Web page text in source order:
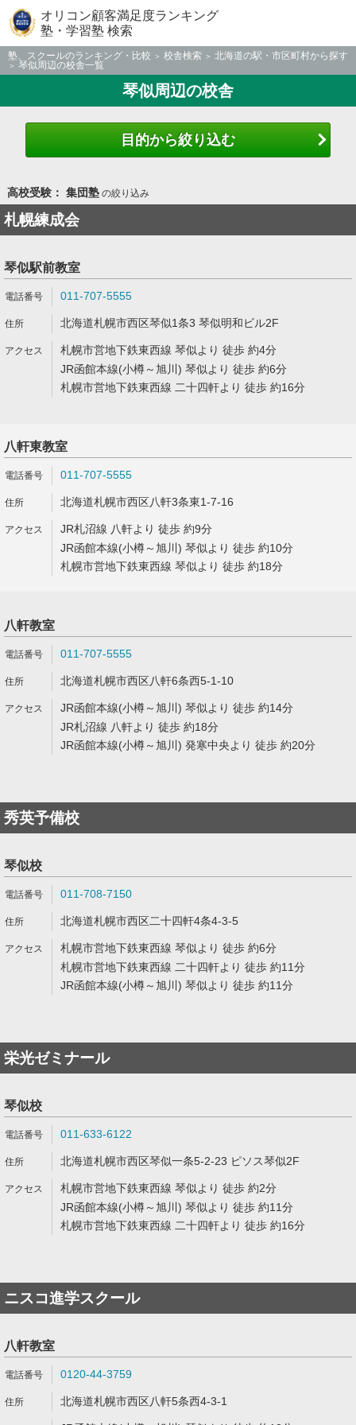
オリコン顧客満足度ランキング
塾・学習塾 検索
塾、スクールのランキング・比較 校舎検索
北海道の駅・市区町村から探す
琴似周辺の校舎一覧
琴似周辺の校舎
目的から絞り込む
高校受験： 集団塾の絞り込み
札幌練成会
琴似駅前教室
011-707-5555
北海道札幌市西区琴似1条3 琴似明和ビル2F
札幌市営地下鉄東西線 琴似より 徒歩 約4分
JR函館本線(小樽～旭川) 琴似より 徒歩 約6分
札幌市営地下鉄東西線 二十四軒より 徒歩 約16分
八軒東教室
011-707-5555
北海道札幌市西区八軒3条東1-7-16
JR札沼線 八軒より 徒歩 約9分
JR函館本線(小樽～旭川) 琴似より 徒歩 約10分
札幌市営地下鉄東西線 琴似より 徒歩 約18分
八軒教室
011-707-5555
北海道札幌市西区八軒6条西5-1-10
JR函館本線(小樽～旭川) 琴似より 徒歩 約14分
JR札沼線 八軒より 徒歩 約18分
JR函館本線(小樽～旭川) 発寒中央より 徒歩 約20分
秀英予備校
琴似校
011-708-7150
北海道札幌市西区二十四軒4条4-3-5
札幌市営地下鉄東西線 琴似より 徒歩 約6分
札幌市営地下鉄東西線 二十四軒より 徒歩 約11分
JR函館本線(小樽～旭川) 琴似より 徒歩 約11分
栄光ゼミナール
琴似校
011-633-6122
北海道札幌市西区琴似一条5-2-23 ピソス琴似2F
札幌市営地下鉄東西線 琴似より 徒歩 約2分
JR函館本線(小樽～旭川) 琴似より 徒歩 約11分
札幌市営地下鉄東西線 二十四軒より 徒歩 約16分
ニスコ進学スクール
八軒教室
0120-44-3759
北海道札幌市西区八軒5条西4-3-1